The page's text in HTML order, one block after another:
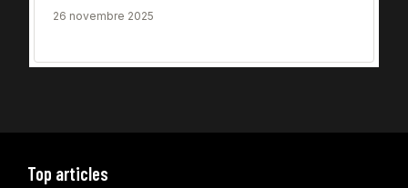
26 novembre 2025
Top articles